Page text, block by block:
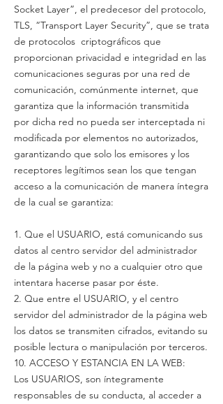
Socket Layer”, el predecesor del protocolo,
TLS, “Transport Layer Security”, que se trata
de protocolos criptográficos que
proporcionan privacidad e integridad en las
comunicaciones seguras por una red de
comunicación, comúnmente internet, que
garantiza que la información transmitida
por dicha red no pueda ser interceptada ni
modificada por elementos no autorizados,
garantizando que solo los emisores y los
receptores legítimos sean los que tengan
acceso a la comunicación de manera íntegra
de la cual se garantiza:
1. Que el USUARIO, está comunicando sus
datos al centro servidor del administrador
de la página web y no a cualquier otro que
intentara hacerse pasar por éste.
2. Que entre el USUARIO, y el centro
servidor del administrador de la página web
los datos se transmiten cifrados, evitando su
posible lectura o manipulación por terceros.
10. ACCESO Y ESTANCIA EN LA WEB:
Los USUARIOS, son íntegramente
responsables de su conducta, al acceder a